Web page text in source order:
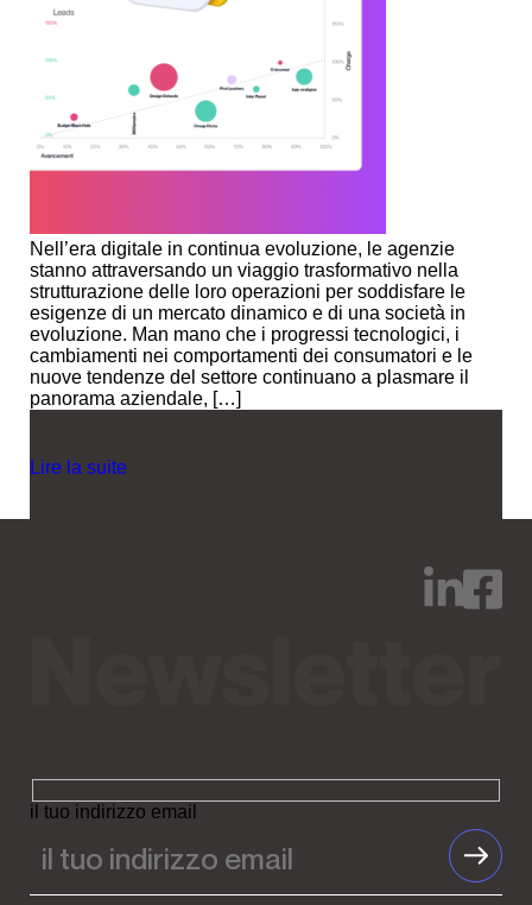
Nell’era digitale in continua evoluzione, le agenzie
stanno attraversando un viaggio trasformativo nella
strutturazione delle loro operazioni per soddisfare le
esigenze di un mercato dinamico e di una società in
evoluzione. Man mano che i progressi tecnologici, i
cambiamenti nei comportamenti dei consumatori e le
nuove tendenze del settore continuano a plasmare il
panorama aziendale, […]
Lire la suite
il tuo indirizzo email